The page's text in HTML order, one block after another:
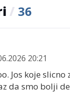
/ 36
20:21
Jos koje
da smo bolji